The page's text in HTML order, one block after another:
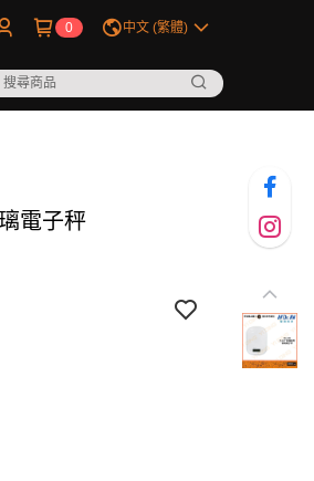
0 中文 (繁體)
電子秤